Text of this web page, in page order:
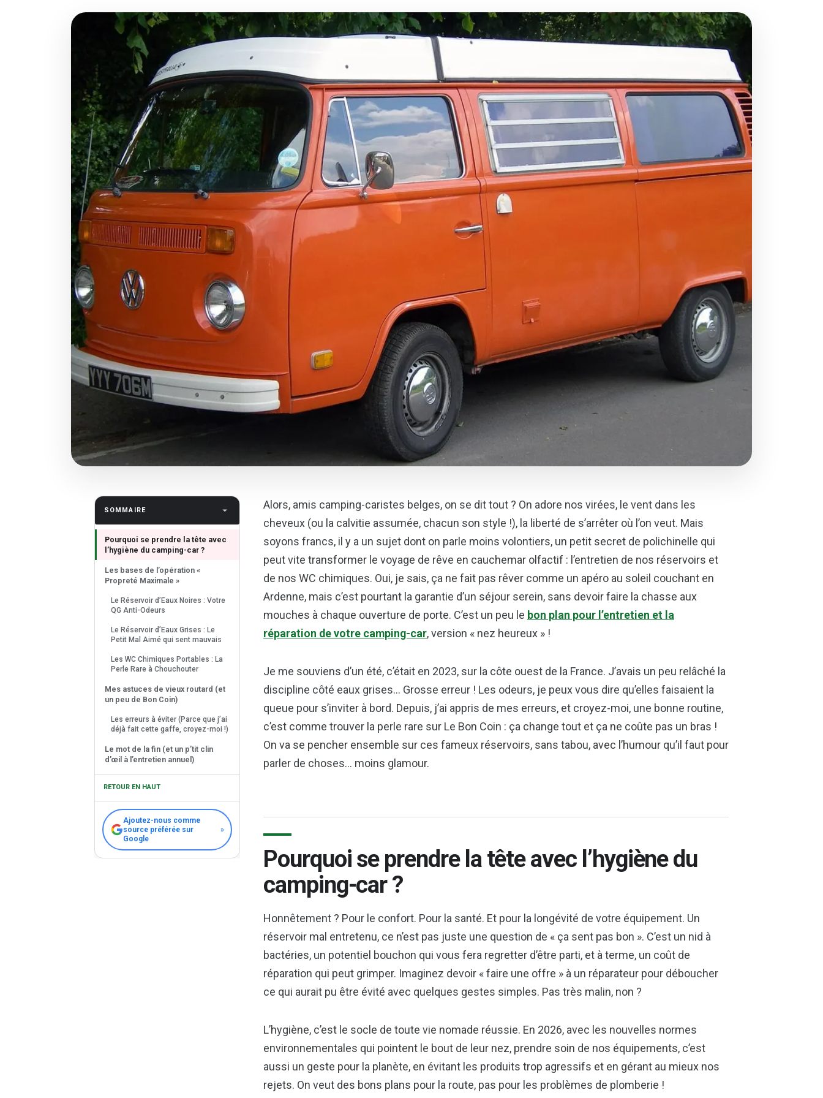
SOMMAIRE
Pourquoi se prendre la tête avec
l’hygiène du camping-car ?
Les bases de l’opération «
Propreté Maximale »
Le Réservoir d’Eaux Noires : Votre
QG Anti-Odeurs
Le Réservoir d’Eaux Grises : Le
Petit Mal Aimé qui sent mauvais
Les WC Chimiques Portables : La
Perle Rare à Chouchouter
Mes astuces de vieux routard (et
un peu de Bon Coin)
Les erreurs à éviter (Parce que j’ai
déjà fait cette gaffe, croyez-moi !)
Le mot de la fin (et un p’tit clin
d’œil à l’entretien annuel)
RETOUR EN HAUT
Ajoutez-nous comme
source préférée sur
Google
»
Alors, amis camping-caristes belges, on se dit tout ? On adore nos virées, le vent dans les
cheveux (ou la calvitie assumée, chacun son style !), la liberté de s’arrêter où l’on veut. Mais
soyons francs, il y a un sujet dont on parle moins volontiers, un petit secret de polichinelle qui
peut vite transformer le voyage de rêve en cauchemar olfactif : l’entretien de nos réservoirs et
de nos WC chimiques. Oui, je sais, ça ne fait pas rêver comme un apéro au soleil couchant en
Ardenne, mais c’est pourtant la garantie d’un séjour serein, sans devoir faire la chasse aux
mouches à chaque ouverture de porte. C’est un peu le bon plan pour l’entretien et la
réparation de votre camping-car, version « nez heureux » !
Je me souviens d’un été, c’était en 2023, sur la côte ouest de la France. J’avais un peu relâché la
discipline côté eaux grises… Grosse erreur ! Les odeurs, je peux vous dire qu’elles faisaient la
queue pour s’inviter à bord. Depuis, j’ai appris de mes erreurs, et croyez-moi, une bonne routine,
c’est comme trouver la perle rare sur Le Bon Coin : ça change tout et ça ne coûte pas un bras !
On va se pencher ensemble sur ces fameux réservoirs, sans tabou, avec l’humour qu’il faut pour
parler de choses… moins glamour.
Pourquoi se prendre la tête avec l’hygiène du
camping-car ?
Honnêtement ? Pour le confort. Pour la santé. Et pour la longévité de votre équipement. Un
réservoir mal entretenu, ce n’est pas juste une question de « ça sent pas bon ». C’est un nid à
bactéries, un potentiel bouchon qui vous fera regretter d’être parti, et à terme, un coût de
réparation qui peut grimper. Imaginez devoir « faire une offre » à un réparateur pour déboucher
ce qui aurait pu être évité avec quelques gestes simples. Pas très malin, non ?
L’hygiène, c’est le socle de toute vie nomade réussie. En 2026, avec les nouvelles normes
environnementales qui pointent le bout de leur nez, prendre soin de nos équipements, c’est
aussi un geste pour la planète, en évitant les produits trop agressifs et en gérant au mieux nos
rejets. On veut des bons plans pour la route, pas pour les problèmes de plomberie !